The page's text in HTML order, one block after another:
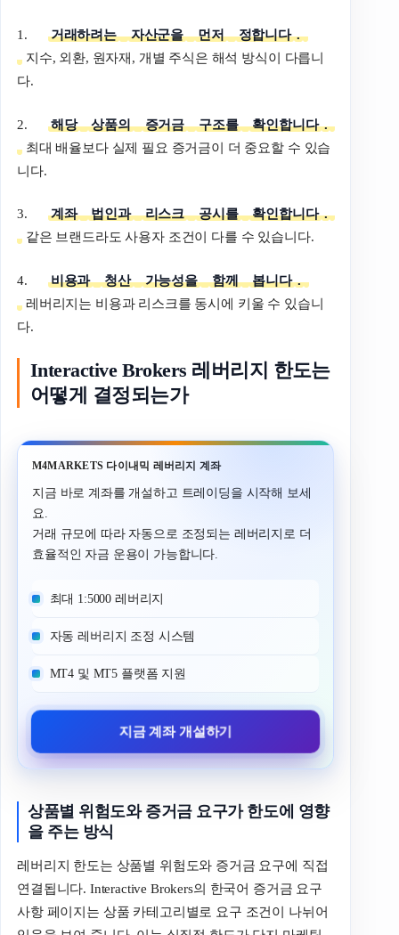
1. 거래하려는 자산군을 먼저 정합니다 .
지수, 외환, 원자재, 개별 주식은 해석 방식이 다릅니
다.
2. 해당 상품의 증거금 구조를 확인합니다 .
최대 배율보다 실제 필요 증거금이 더 중요할 수 있습
니다.
3. 계좌 법인과 리스크 공시를 확인합니다 .
같은 브랜드라도 사용자 조건이 다를 수 있습니다.
4. 비용과 청산 가능성을 함께 봅니다 .
레버리지는 비용과 리스크를 동시에 키울 수 있습니
다.
Interactive Brokers 레버리지 한도는
어떻게 결정되는가
M4MARKETS 다이내믹 레버리지 계좌
지금 바로 계좌를 개설하고 트레이딩을 시작해 보세
요.
거래 규모에 따라 자동으로 조정되는 레버리지로 더
효율적인 자금 운용이 가능합니다.
최대 1:5000 레버리지
자동 레버리지 조정 시스템
MT4 및 MT5 플랫폼 지원
지금 계좌 개설하기
상품별 위험도와 증거금 요구가 한도에 영향
을 주는 방식
레버리지 한도는 상품별 위험도와 증거금 요구에 직접
연결됩니다. Interactive Brokers의 한국어 증거금 요구
사항 페이지는 상품 카테고리별로 요구 조건이 나뉘어